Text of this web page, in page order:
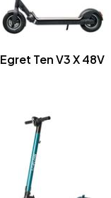
Egret Ten V3 X 48V